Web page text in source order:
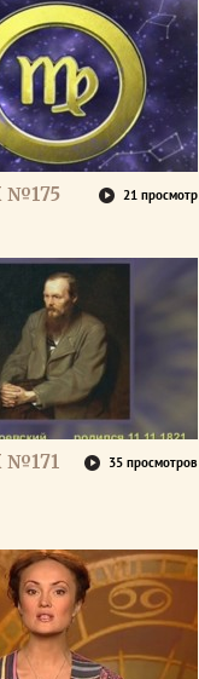
№175 21 просмотр
35 просмотров